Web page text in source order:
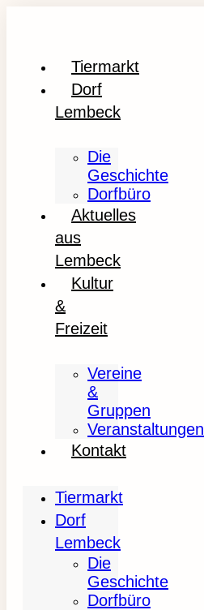
Tiermarkt
Dorf
Lembeck
Die
Geschichte
Dorfbüro
Aktuelles
aus
Lembeck
Kultur
&
Freizeit
Vereine
&
Gruppen
Veranstaltungen
Kontakt
Tiermarkt
Dorf
Lembeck
Die
Geschichte
Dorfbüro